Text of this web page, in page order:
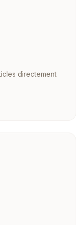
directement